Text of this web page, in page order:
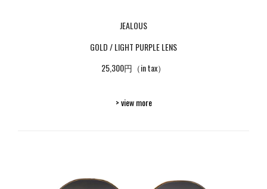
JEALOUS
GOLD / LIGHT PURPLE LENS
25,300円（in tax）
> view more